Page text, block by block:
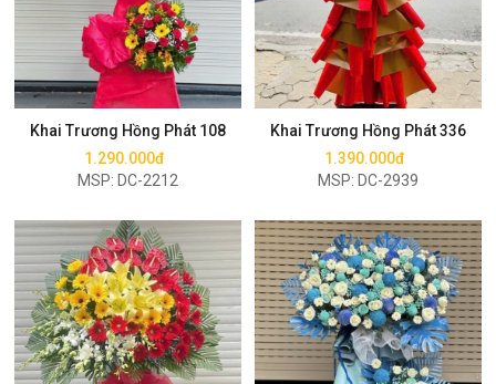
Khai Trương Hồng Phát 108
1.290.000đ
MSP: DC-2212
Mua ngay
Khai Trương Hồng Phát 336
1.390.000đ
MSP: DC-2939
Mua ngay